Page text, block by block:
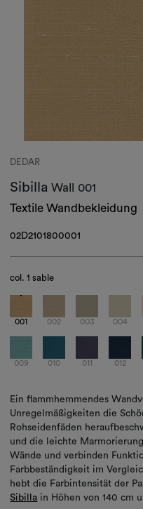
DEDAR
SibillaWall
001
Textile Wandbekleidung
02D2101800001
col.1 sable
001 002 003 004
009 010 011 012
Ein flammhemmendes
Unregelmäßigkeiten die
Rohseidenfäden
und die leichte
Wände und verbinden
Farbbeständigkeit im
hebt die Farbintensität der
Sibilla in Höhen von 140 cm